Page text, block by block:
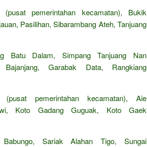
pemerintahan kecamatan), Bukik
Pasilihan, Sibarambang Ateh, Tanjuang
Batu Dalam, Simpang Tanjuang Nan
Garabak Data, Rangkiang
pemerintahan kecamatan), Aie
Koto Gadang Guguak, Koto Gaek
Sariak Alahan Tigo, Sungai